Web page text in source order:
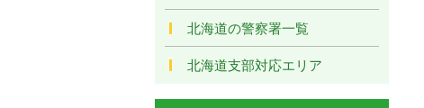
北海道の警察署一覧
北海道支部対応エリア